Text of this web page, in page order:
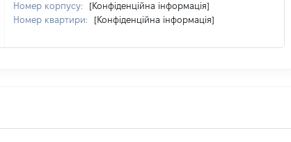
Номер корпусу:
[Конфіденційна інформація]
Номер квартири:
[Конфіденційна інформація]